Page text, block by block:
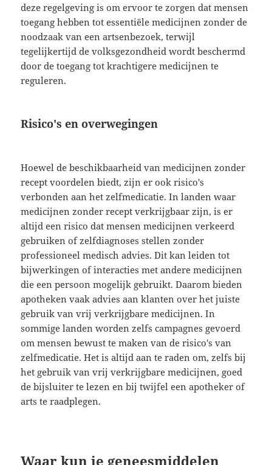
deze regelgeving is om ervoor te zorgen dat mensen
toegang hebben tot essentiële medicijnen zonder de
noodzaak van een artsenbezoek, terwijl
tegelijkertijd de volksgezondheid wordt beschermd
door de toegang tot krachtigere medicijnen te
reguleren.
Risico's en overwegingen
Hoewel de beschikbaarheid van medicijnen zonder
recept voordelen biedt, zijn er ook risico's
verbonden aan het zelfmedicatie. In landen waar
medicijnen zonder recept verkrijgbaar zijn, is er
altijd een risico dat mensen medicijnen verkeerd
gebruiken of zelfdiagnoses stellen zonder
professioneel medisch advies. Dit kan leiden tot
bijwerkingen of interacties met andere medicijnen
die een persoon mogelijk gebruikt. Daarom bieden
apotheken vaak advies aan klanten over het juiste
gebruik van vrij verkrijgbare medicijnen. In
sommige landen worden zelfs campagnes gevoerd
om mensen bewust te maken van de risico's van
zelfmedicatie. Het is altijd aan te raden om, zelfs bij
het gebruik van vrij verkrijgbare medicijnen, goed
de bijsluiter te lezen en bij twijfel een apotheker of
arts te raadplegen.
Waar kun je geneesmiddelen